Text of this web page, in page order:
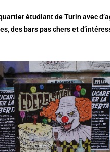
étudiant de Turin avec
des bars pas chers et